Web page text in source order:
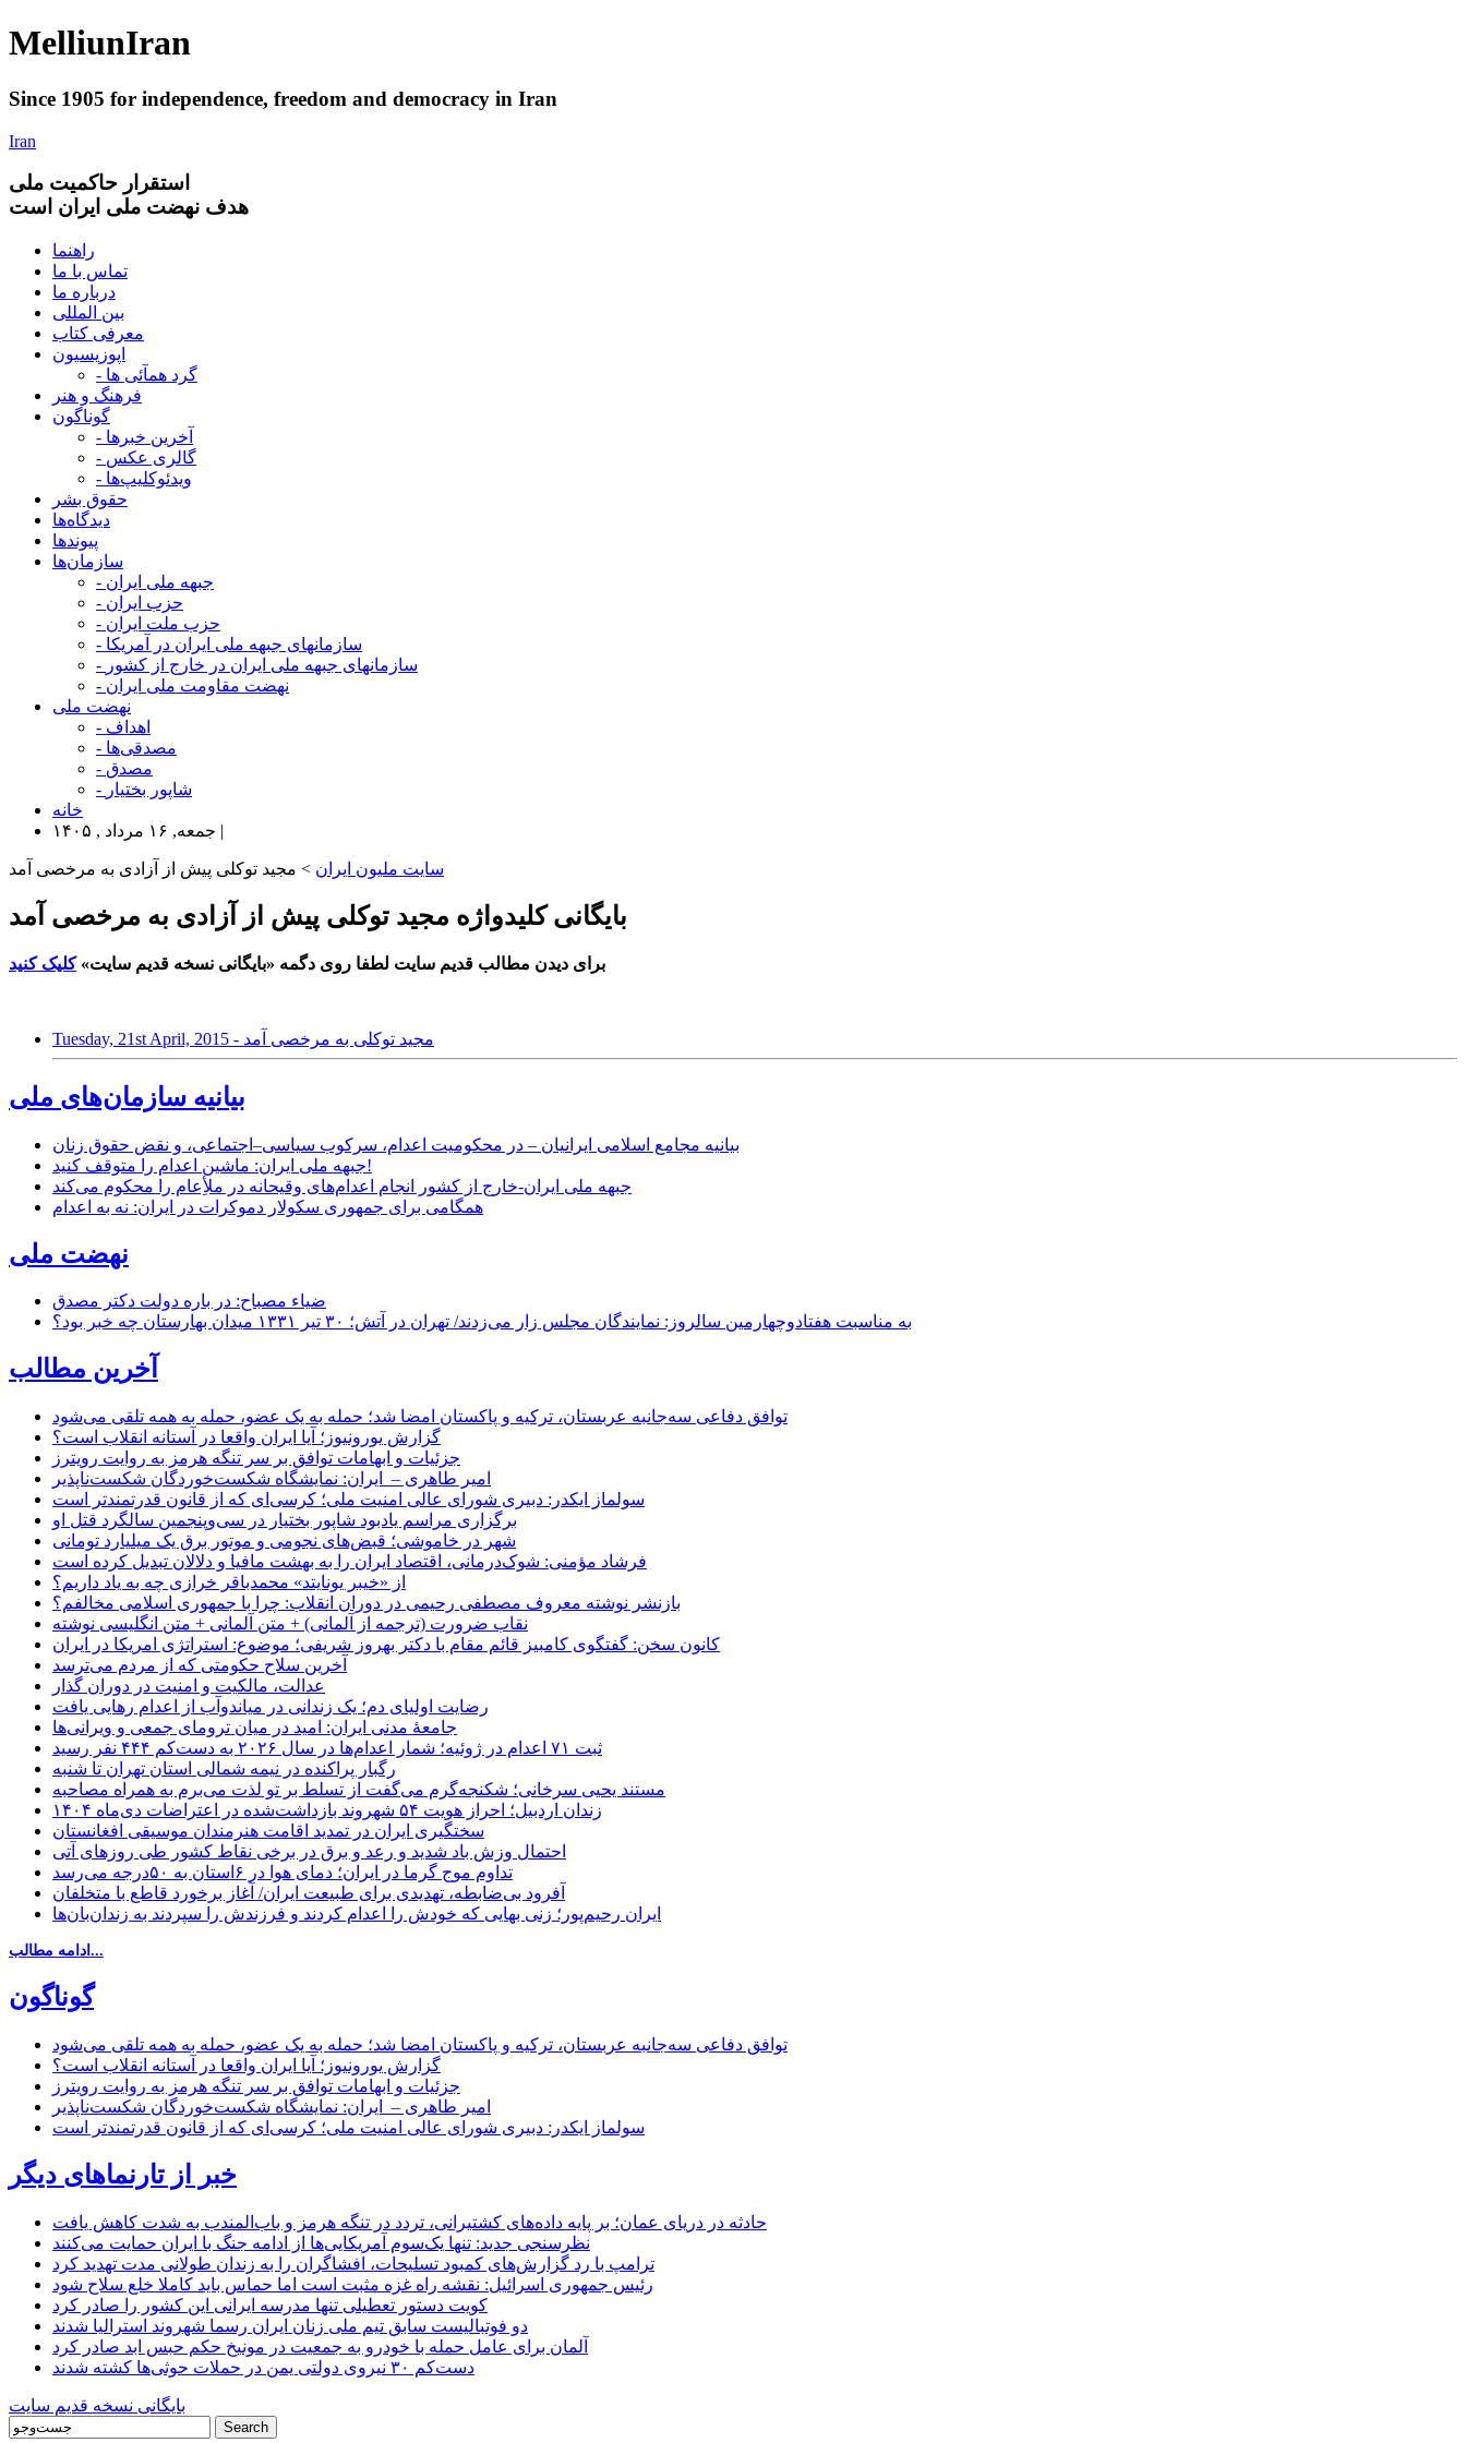
MelliunIran
Since 1905 for independence, freedom and democracy in Iran
Iran
استقرار حاکميت ملی
هدف نهضت ملی ایران است
راهنما
تماس با ما
درباره ما
بین المللی
معرفی کتاب
اپوزیسیون
- گرد همآئی ها
فرهنگ و هنر
گوناگون
- آخرین خبرها
- گالری عکس
- ویدئوکلیپ‌ها
حقوق بشر
دیدگاه‌ها
پیوندها
سازمان‌ها
- جبهه ملی ایران
- حزب ایران
- حزب ملت ایران
- سازمانهای جبهه ملی ایران در آمریکا
- سازمانهای جبهه ملی ایران در خارج از کشور
- نهضت مقاومت ملی ایران
نهضت ملی
- اهداف
- مصدقی‌ها
- مصدق
- شاپور بختیار
خانه
جمعه, ۱۶ مرداد , ۱۴۰۵ |
سایت ملیون ایران > مجید توکلی پیش از آزادی به مرخصی آمد
بایگانی کلیدواژه مجید توکلی پیش از آزادی به مرخصی آمد
برای دیدن مطالب قدیم سایت لطفا روی دگمه «بایگانی نسخه قدیم سایت»کلیک کنید
Tuesday, 21st April, 2015 - مجید توکلی به مرخصی آمد
بیانیه سازمان‌های ملی
بیانیه مجامع اسلامی ایرانیان – در محکومیت اعدام، سرکوب سیاسی–اجتماعی، و نقض حقوق زنان
جبهه ملی ایران: ماشین اعدام را متوقف کنید!
جبهه ملی ایران-خارج از کشور انجام اعدام‌های وقیحانه در ملأِعام را محکوم می‌کند
همگامی برای جمهوری سکولار دموکرات در ایران: نه به اعدام
نهضت ملی
ضیاء مصباح: در باره دولت دکتر مصدق
به مناسبت هفتادوچهارمین سالروز: نمایندگان مجلس زار می‌زدند/ تهران در آتش؛ ۳۰ تیر ۱۳۳۱ میدان بهارستان چه خبر بود؟
آخرین مطالب
توافق دفاعی سه‌جانبه عربستان، ترکیه و پاکستان امضا شد؛ حمله به یک عضو، حمله به همه تلقی می‌شود
گزارش یورونیوز؛ آیا ایران واقعا در آستانه انقلاب است؟
جزئیات و ابهامات توافق بر سر تنگه هرمز به روایت رویترز
امیر طاهری – ایران: نمایشگاه شکست‌خوردگان شکست‌ناپذیر
سولماز ایکدر: دبیری شورای عالی امنیت ملی؛ کرسی‌ای که از قانون قدرتمندتر است
برگزاری مراسم یادبود شاپور بختیار در سی‌وپنجمین سالگرد قتل او
شهر در خاموشی؛ قبض‌های نجومی و موتور برق یک میلیارد تومانی
فرشاد مؤمنی: شوک‌درمانی، اقتصاد ایران را به بهشت مافیا و دلالان تبدیل کرده است
از «خیبر یونایتد» محمدباقر خرازی چه به یاد داریم؟
بازنشر نوشته معروف مصطفی رحیمی در دوران انقلاب: چرا با جمهوری اسلامی مخالفم؟
نقاب ضرورت (ترجمه از آلمانی) + متن آلمانی + متن انگلیسی نوشته
کانون سخن: گفتگوی کامبیز قائم مقام با دکتر بهروز شریفی؛ موضوع: استراتژی امریکا در ایران
آخرین سلاح حکومتی که از مردم می‌ترسد
عدالت، مالکیت و امنیت در دوران گذار
رضایت اولیای دم؛ یک زندانی در میاندوآب از اعدام رهایی یافت
جامعهٔ مدنی ایران: امید در میان ترومای جمعی و ویرانی‌ها
ثبت ۷۱ اعدام در ژوئیه؛ شمار اعدام‌ها در سال ۲۰۲۶ به دست‌کم ۴۴۴ نفر رسید
رگبار پراکنده در نیمه شمالی استان تهران تا شنبه
مستند یحیی سرخانی؛ شکنجه‌گرم می‌گفت از تسلط بر تو لذت می‌برم به همراه مصاحبه
زندان اردبیل؛ احراز هویت ۵۴ شهروند بازداشت‌شده در اعتراضات دی‌ماه ۱۴۰۴
سختگیری ایران در تمدید اقامت هنرمندان موسیقی افغانستان
احتمال وزش باد شدید و رعد و برق در برخی نقاط کشور طی روزهای آتی
تداوم موج گرما در ایران؛ دمای هوا در ۶استان به ۵۰درجه می‌رسد
آفرود بی‌ضابطه، تهدیدی برای طبیعت ایران/ آغاز برخورد قاطع با متخلفان
ایران رحیم‌پور؛ زنی بهایی که خودش را اعدام کردند و فرزندش را سپردند به زندان‌بان‌ها
ادامه مطالب...
گوناگون
توافق دفاعی سه‌جانبه عربستان، ترکیه و پاکستان امضا شد؛ حمله به یک عضو، حمله به همه تلقی می‌شود
گزارش یورونیوز؛ آیا ایران واقعا در آستانه انقلاب است؟
جزئیات و ابهامات توافق بر سر تنگه هرمز به روایت رویترز
امیر طاهری – ایران: نمایشگاه شکست‌خوردگان شکست‌ناپذیر
سولماز ایکدر: دبیری شورای عالی امنیت ملی؛ کرسی‌ای که از قانون قدرتمندتر است
خبر از تارنماهای دیگر
حادثه در دریای عمان؛ بر پایه داده‌های کشتیرانی، تردد در تنگه هرمز و باب‌المندب به شدت کاهش یافت
نظرسنجی جدید: تنها یک‌سوم آمریکایی‌ها از ادامه جنگ با ایران حمایت می‌کنند
ترامپ با رد گزارش‌های کمبود تسلیحات، افشاگران را به زندان طولانی مدت تهدید کرد
رئیس‌ جمهوری اسرائیل: نقشه راه غزه مثبت است اما حماس باید کاملا خلع سلاح شود
کویت دستور تعطیلی تنها مدرسه ایرانی این کشور را صادر کرد
دو فوتبالیست سابق تیم ملی زنان ایران رسما شهروند استرالیا شدند
آلمان برای عامل حمله با خودرو به جمعیت در مونیخ حکم حبس ابد صادر کرد
دست‌کم ۳۰ نیروی دولتی یمن در حملات حوثی‌ها کشته شدند
بایگانی نسخه قدیم سایت